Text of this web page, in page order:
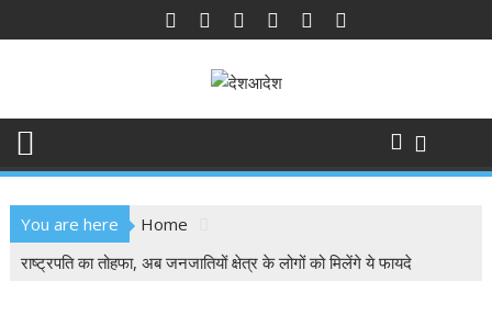
to
You are here
Home
राष्ट्रपति का तोहफा, अब जनजातियों क्षेत्र के लोगों को मिलेंगे ये फायदे